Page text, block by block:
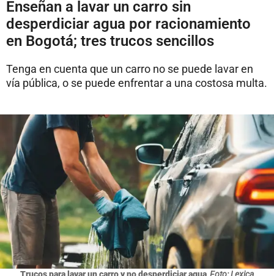
Enseñan a lavar un carro sin
desperdiciar agua por racionamiento
en Bogotá; tres trucos sencillos
Tenga en cuenta que un carro no se puede lavar en
vía pública, o se puede enfrentar a una costosa multa.
Trucos para lavar un carro y no desperdiciar agua Foto: Lexica